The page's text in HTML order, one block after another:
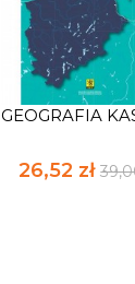
GEOGRAFIA
26,52 zł